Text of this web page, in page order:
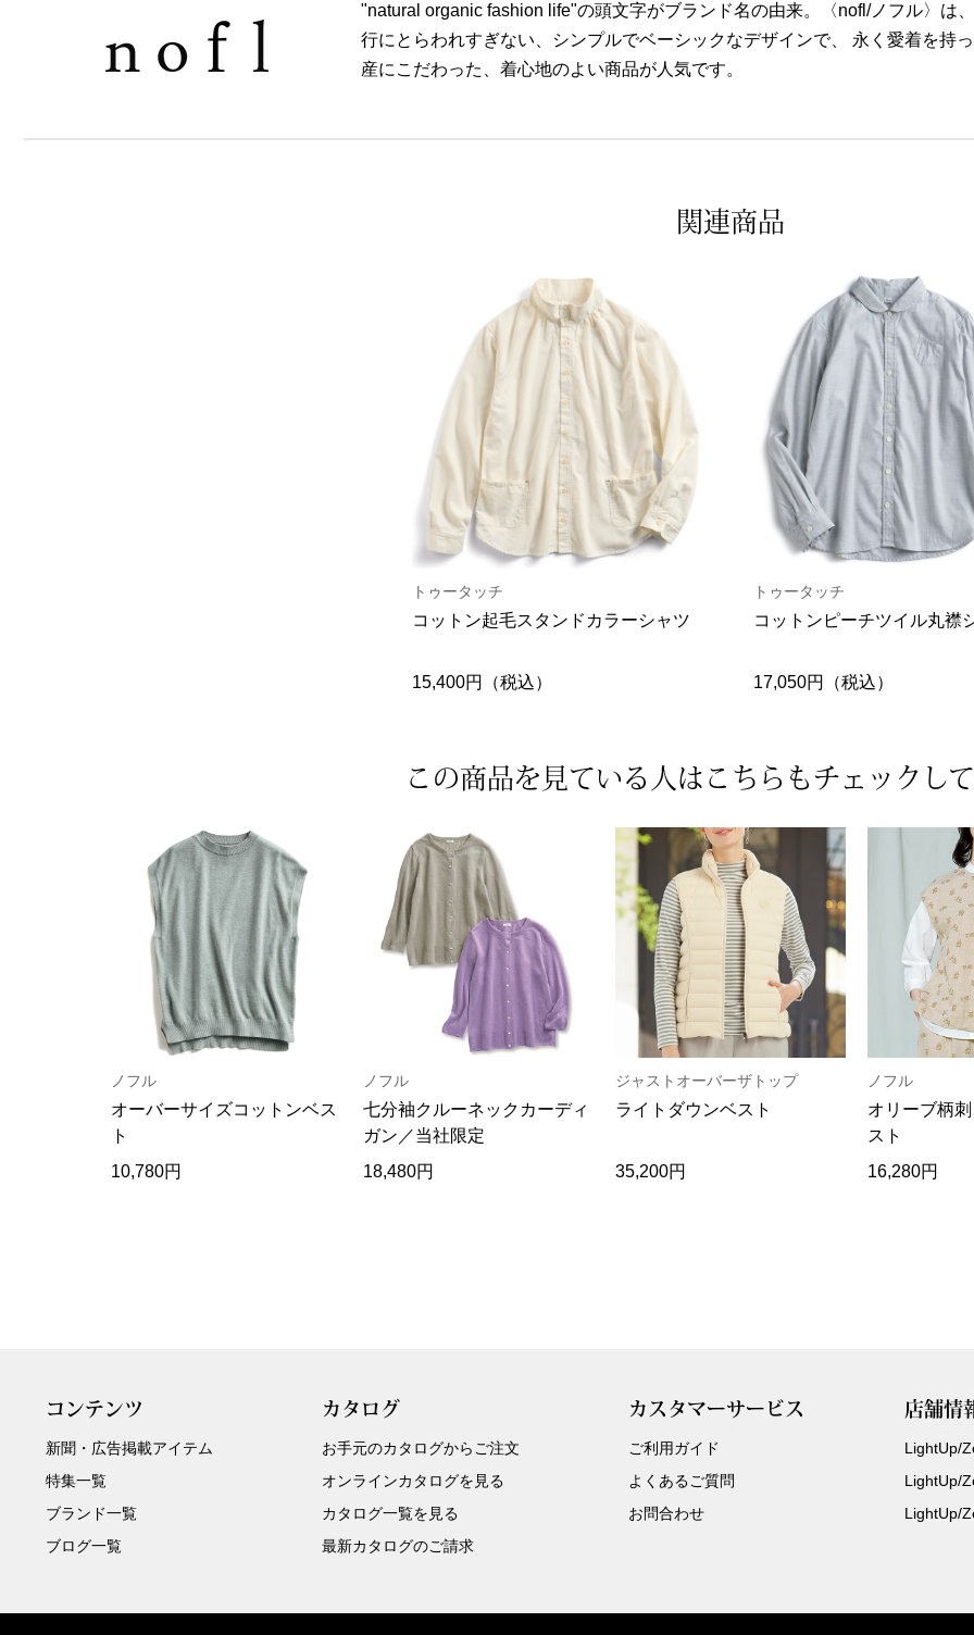
"natural organic fashion life"の頭文字がブランド名の由来。〈nofl/ノフル〉は
行にとらわれすぎない、シンプルでベーシックなデザインで、 永く愛着を持
産にこだわった、着心地のよい商品が人気です。
関連商品
トゥータッチ
コットン起毛スタンドカラーシャツ
15,400円（税込）
トゥータッチ
コットンピーチツイル丸襟
17,050円（税込）
この商品を見ている人は こちらもチェックし
ノフル
オーバーサイズコットンベス
ト
10,780円
ノフル
七分袖クルーネックカーディ
ガン／当社限定
18,480円
ジャストオーバーザトップ
ライトダウンベスト
35,200円
ノフル
オリーブ柄
スト
16,280円
コンテンツ
新聞・広告掲載アイテム
特集一覧
ブランド一覧
ブログ一覧
カタログ
お手元のカタログからご注文
オンラインカタログを見る
カタログ一覧を見る
最新カタログのご請求
カスタマーサービス
ご利用ガイド
よくあるご質問
お問合わせ
店舗情
LightUp/
LightUp/
LightUp/